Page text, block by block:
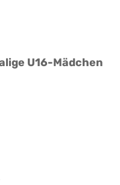
U16-Mädchen